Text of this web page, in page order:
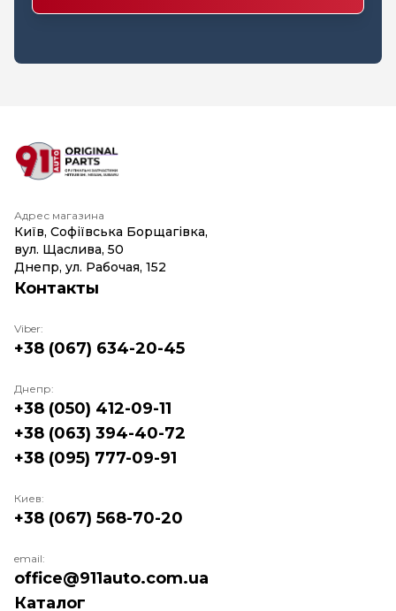
Адрес магазина
Київ, Софіївська Борщагівка,
вул. Щаслива, 50
Днепр, ул. Рабочая, 152
Каталог
Контакты
Viber:
+38 (067) 634-20-45
Днепр:
+38 (050) 412-09-11
+38 (063) 394-40-72
+38 (095) 777-09-91
Киев:
+38 (067) 568-70-20
email:
office@911auto.com.ua